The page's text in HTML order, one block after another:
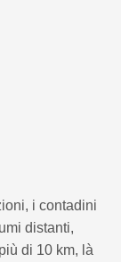
i contadini
distanti,
di 10 km, là